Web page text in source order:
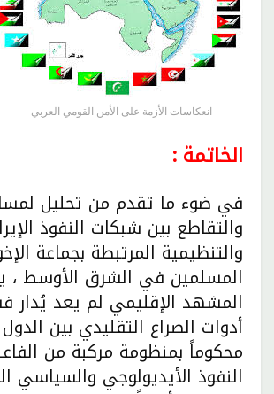
انعكاسات الأزمة على الأمن القومي العربي
الخاتمة :
في ضوء ما تقدم من تحليل
والتقاطع بين شبكات النفوذ
والتنظيمية المرتبطة بجماعة
المسلمين في الشرق الأوسط ،
المشهد الإقليمي لم يعد يُدار
أدوات الصراع التقليدي بين
محكوماً بمنظومة مركبة من
النفوذ الأيديولوجي والسياسي